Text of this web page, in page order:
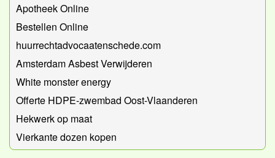
Apotheek Online
Bestellen Online
huurrechtadvocaatenschede.com
Amsterdam Asbest Verwijderen
White monster energy
Offerte HDPE-zwembad Oost-Vlaanderen
Hekwerk op maat
Vierkante dozen kopen